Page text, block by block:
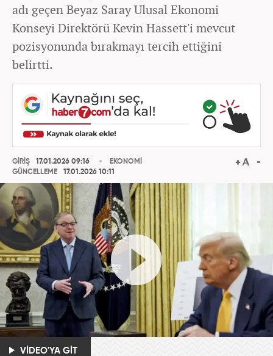
adı geçen Beyaz Saray Ulusal Ekonomi
Konseyi Direktörü Kevin Hassett'i mevcut
pozisyonunda bırakmayı tercih ettiğini
belirtti.
GİRİŞ
17.01.2026 09:16
GÜNCELLEME
17.01.2026 10:11
EKONOMİ
VİDEO'YA GİT